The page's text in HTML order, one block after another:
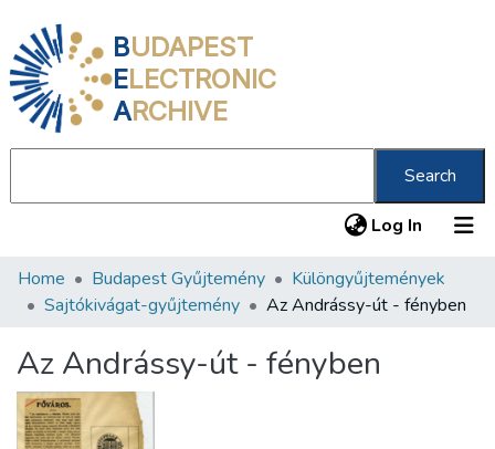
BUDAPEST
ELECTRONIC
ARCHIVE
Search
Log In (current)
Communities & Collections
Statistics
About us
Home Budapest Gyűjtemény
Különgyűjtemények
Sajtókivágat-gyűjtemény
Az Andrássy-út - fényben
Az Andrássy-út - fényben